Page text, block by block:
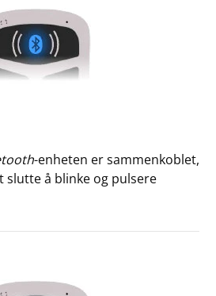
-enheten er sammenkoblet,
slutte å blinke og pulsere